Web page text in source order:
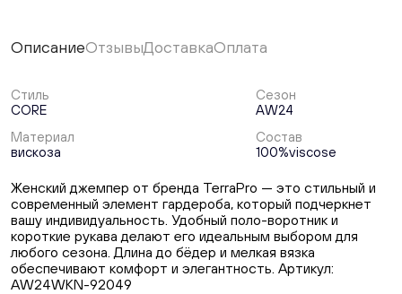
ОписаниеОтзывыДоставкаОплата
Стиль
CORE
Сезон
AW24
Материал
вискоза
Состав
100%viscose
Женский джемпер от бренда TerraPro — это стильный и
современный элемент гардероба, который подчеркнет
вашу индивидуальность. Удобный поло-воротник и
короткие рукава делают его идеальным выбором для
любого сезона. Длина до бёдер и мелкая вязка
обеспечивают комфорт и элегантность. Артикул:
AW24WKN-92049